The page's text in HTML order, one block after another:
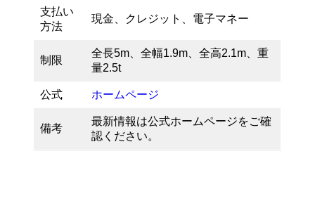
支払い
方法
現金、クレジット、電子マネー
制限
全長5m、全幅1.9m、全高2.1m、重
量2.5t
公式 ホームページ
備考
最新情報は公式ホームページをご確
認ください。